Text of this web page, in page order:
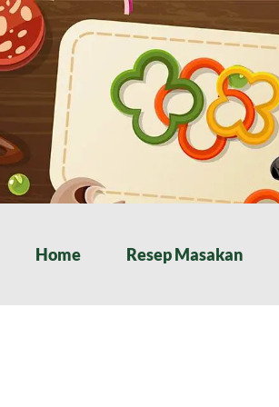
Home Resep Masakan